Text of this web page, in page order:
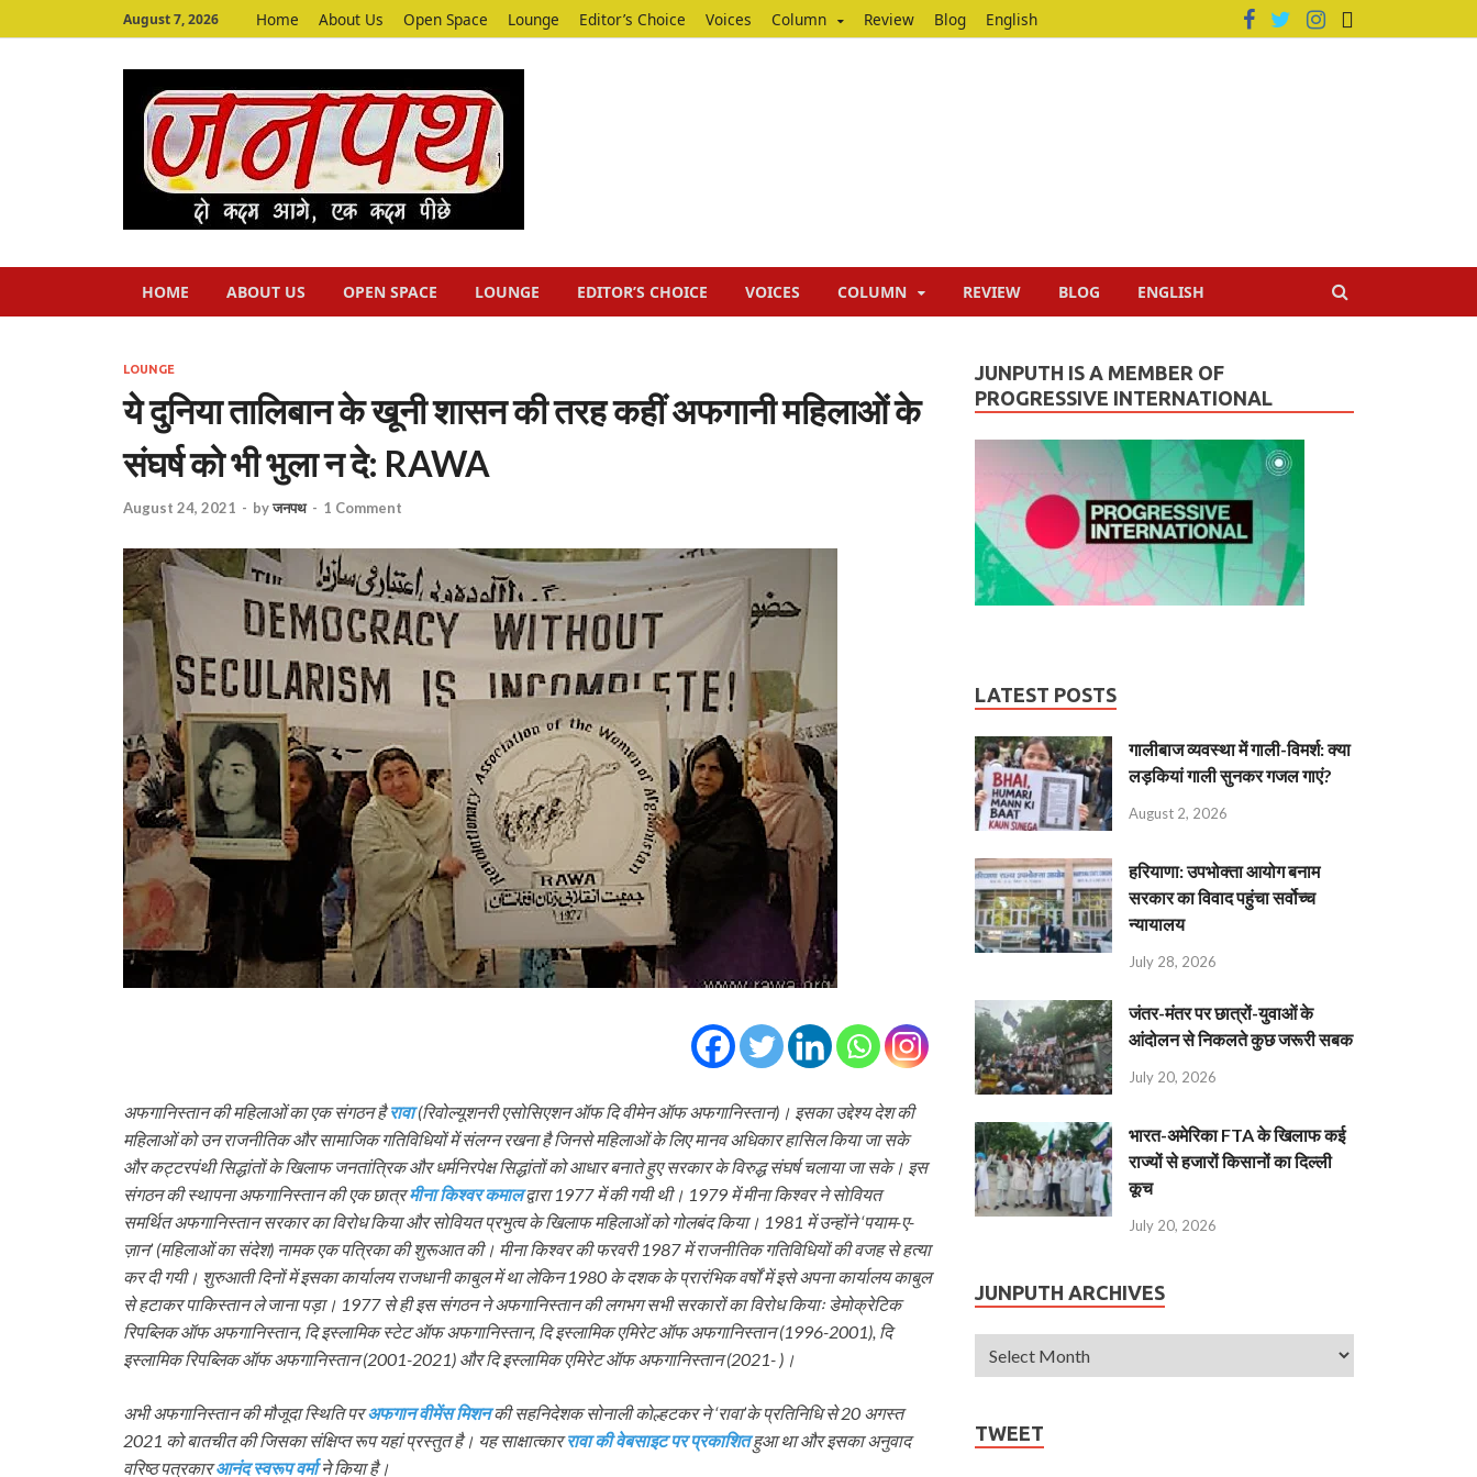
August 7, 2026 Home About Us Open Space Lounge Editor’s Choice Voices Column Review Blog English
HOME ABOUT US OPEN SPACE LOUNGE EDITOR’S CHOICE VOICES COLUMN REVIEW BLOG ENGLISH
LOUNGE
ये दुनिया तालिबान के खूनी शासन की तरह कहीं अफगानी महिलाओं के
संघर्ष को भी भुला न दे: RAWA
August 24, 2021 - byजनपथ - 1 Comment
अफगानिस्तान की महिलाओं का एक संगठन हैरावा(रिवोल्यूशनरी एसोसिएशन ऑफ दि वीमेन ऑफ अफगानिस्तान)। इसका उद्देश्य देश की
महिलाओं को उन राजनीतिक और सामाजिक गतिविधियों में संलग्न रखना है जिनसे महिलाओं के लिए मानव अधिकार हासिल किया जा सके
और कट्टरपंथी सिद्धांतों के खिलाफ जनतांत्रिक और धर्मनिरपेक्ष सिद्धांतों को आधार बनाते हुए सरकार के विरुद्ध संघर्ष चलाया जा सके। इस
संगठन की स्थापना अफगानिस्तान की एक छात्रमीना किश्वर कमालद्वारा 1977 में की गयी थी। 1979 में मीना किश्वर ने सोवियत
समर्थित अफगानिस्तान सरकार का विरोध किया और सोवियत प्रभुत्व के खिलाफ महिलाओं को गोलबंद किया। 1981 में उन्होंने ‘पयाम-ए-
ज़ान’ (महिलाओं का संदेश) नामक एक पत्रिका की शुरूआत की। मीना किश्वर की फरवरी 1987 में राजनीतिक गतिविधियों की वजह से हत्या
कर दी गयी। शुरुआती दिनों में इसका कार्यालय राजधानी काबुल में था लेकिन 1980 के दशक के प्रारंभिक वर्षों में इसे अपना कार्यालय काबुल
से हटाकर पाकिस्तान ले जाना पड़ा। 1977 से ही इस संगठन ने अफगानिस्तान की लगभग सभी सरकारों का विरोध कियाः डेमोक्रेटिक
रिपब्लिक ऑफ अफगानिस्तान, दि इस्लामिक स्टेट ऑफ अफगानिस्तान, दि इस्लामिक एमिरेट ऑफ अफगानिस्तान (1996-2001), दि
इस्लामिक रिपब्लिक ऑफ अफगानिस्तान (2001-2021) और दि इस्लामिक एमिरेट ऑफ अफगानिस्तान (2021- )।
अभी अफगानिस्तान की मौजूदा स्थिति परअफगान वीमेंस मिशनकी सहनिदेशक सोनाली कोल्हटकर ने ‘रावा’के प्रतिनिधि से 20 अगस्त
2021 को बातचीत की जिसका संक्षिप्त रूप यहां प्रस्तुत है। यह साक्षात्काररावा की वेबसाइट पर प्रकाशितहुआ था और इसका अनुवाद
वरिष्ठ पत्रकारआनंद स्वरूप वर्माने किया है।
JUNPUTH IS A MEMBER OF
PROGRESSIVE INTERNATIONAL
LATEST POSTS
गालीबाज व्‍यवस्‍था में गाली-विमर्श: क्या
लड़कियां गाली सुनकर गजल गाएं?
August 2, 2026
हरियाणा: उपभोक्ता आयोग बनाम
सरकार का विवाद पहुंचा सर्वोच्च
न्यायालय
July 28, 2026
जंतर-मंतर पर छात्रों-युवाओं के
आंदोलन से निकलते कुछ जरूरी सबक
July 20, 2026
भारत-अमेरिका FTA के खिलाफ कई
राज्यों से हजारों किसानों का दिल्ली
कूच
July 20, 2026
JUNPUTH ARCHIVES
TWEET